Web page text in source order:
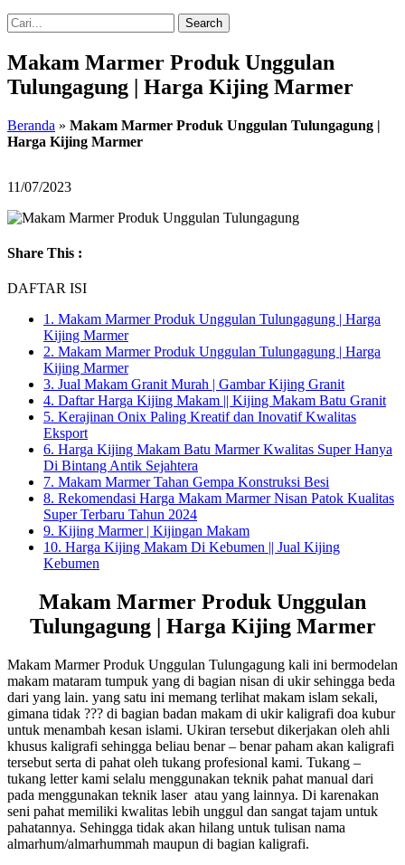
Search
Makam Marmer Produk Unggulan
Tulungagung | Harga Kijing Marmer
Beranda » Makam Marmer Produk Unggulan Tulungagung |
Harga Kijing Marmer
11/07/2023
Share This :
DAFTAR ISI
1. Makam Marmer Produk Unggulan Tulungagung | Harga
Kijing Marmer
2. Makam Marmer Produk Unggulan Tulungagung | Harga
Kijing Marmer
3. Jual Makam Granit Murah | Gambar Kijing Granit
4. Daftar Harga Kijing Makam || Kijing Makam Batu Granit
5. Kerajinan Onix Paling Kreatif dan Inovatif Kwalitas
Eksport
6. Harga Kijing Makam Batu Marmer Kwalitas Super Hanya
Di Bintang Antik Sejahtera
7. Makam Marmer Tahan Gempa Konstruksi Besi
8. Rekomendasi Harga Makam Marmer Nisan Patok Kualitas
Super Terbaru Tahun 2024
9. Kijing Marmer | Kijingan Makam
10. Harga Kijing Makam Di Kebumen || Jual Kijing
Kebumen
Makam Marmer Produk Unggulan
Tulungagung | Harga Kijing Marmer
Makam Marmer Produk Unggulan Tulungagung kali ini bermodelan
makam mataram tumpuk yang di bagian nisan di ukir sehingga beda
dari yang lain. yang satu ini memang terlihat makam islam sekali,
gimana tidak ??? di bagian badan makam di ukir kaligrafi doa kubur
untuk menambah kesan islami. Ukiran tersebut dikerjakan oleh ahli
khusus kaligrafi sehingga beliau benar – benar paham akan kaligrafi
tersebut serta di pahat oleh tukang profesional kami. Tukang –
tukang letter kami selalu menggunakan teknik pahat manual dari
pada menggunakan teknik laser atau yang lainnya. Di karenakan
seni pahat memiliki kwalitas lebih unggul dan sangat tajam untuk
pahatannya. Sehingga tidak akan hilang untuk tulisan nama
almarhum/almarhummah maupun di bagian kaligrafi.